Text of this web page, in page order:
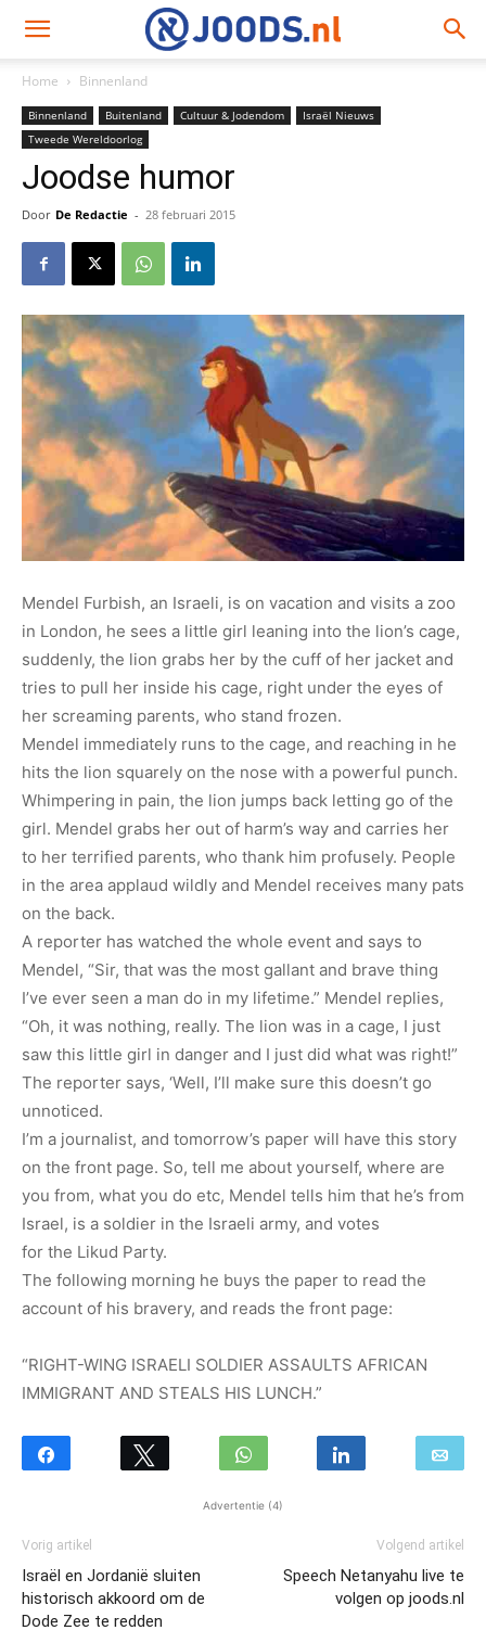
Home Binnenland
Binnenland Buitenland Cultuur & Jodendom
Israël Nieuws
Tweede Wereldoorlog
Joodse humor
Door De Redactie - 28 februari 2015
Mendel Furbish, an Israeli, is on vacation and visits a zoo
in London, he sees a little girl leaning into the lion’s cage,
suddenly, the lion grabs her by the cuff of her jacket and
tries to pull her inside his cage, right under the eyes of
her screaming parents, who stand frozen.
Mendel immediately runs to the cage, and reaching in he
hits the lion squarely on the nose with a powerful punch.
Whimpering in pain, the lion jumps back letting go of the
girl. Mendel grabs her out of harm’s way and carries her
to her terrified parents, who thank him profusely. People
in the area applaud wildly and Mendel receives many pats
on the back.
A reporter has watched the whole event and says to
Mendel, “Sir, that was the most gallant and brave thing
I’ve ever seen a man do in my lifetime.” Mendel replies,
“Oh, it was nothing, really. The lion was in a cage, I just
saw this little girl in danger and I just did what was right!”
The reporter says, ‘Well, I’ll make sure this doesn’t go
unnoticed.
I’m a journalist, and tomorrow’s paper will have this story
on the front page. So, tell me about yourself, where are
you from, what you do etc, Mendel tells him that he’s from
Israel, is a soldier in the Israeli army, and votes
for the Likud Party.
The following morning he buys the paper to read the
account of his bravery, and reads the front page:
“RIGHT-WING ISRAELI SOLDIER ASSAULTS AFRICAN
IMMIGRANT AND STEALS HIS LUNCH.”
Advertentie (4)
Vorig artikel
Israël en Jordanië sluiten
historisch akkoord om de
Dode Zee te redden
Volgend artikel
Speech Netanyahu live te
volgen op joods.nl